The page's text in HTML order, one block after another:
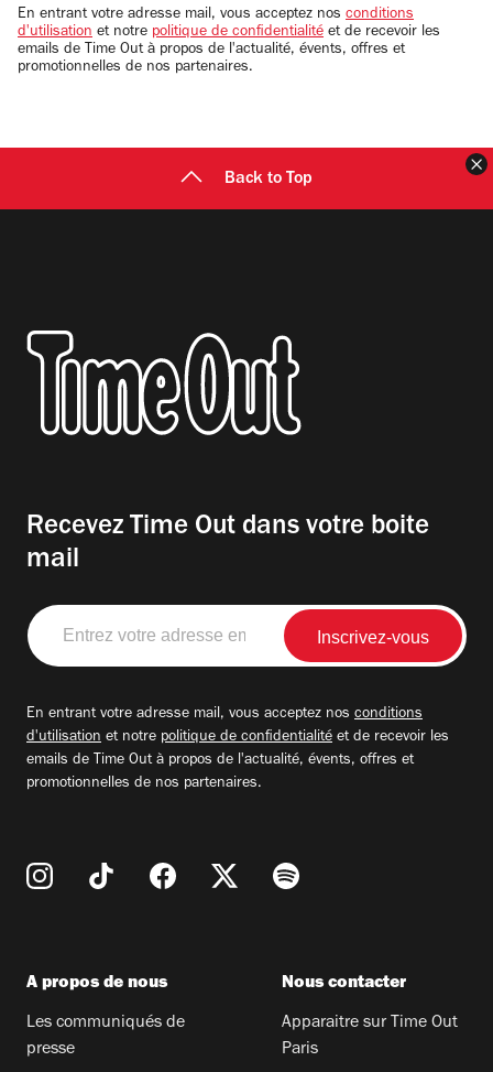
email
En entrant votre adresse mail, vous acceptez nos conditions
d'utilisation et notre politique de confidentialité et de recevoir les
emails de Time Out à propos de l'actualité, évents, offres et
promotionnelles de nos partenaires.
Back to Top
Recevez Time Out dans votre boite
mail
Entrez
votre
adresse
En entrant votre adresse mail, vous acceptez nos conditions
d'utilisation et notre politique de confidentialité et de recevoir les
emails de Time Out à propos de l'actualité, évents, offres et
promotionnelles de nos partenaires.
A propos de nous
Les communiqués de
presse
Nous contacter
Apparaitre sur Time Out
Paris